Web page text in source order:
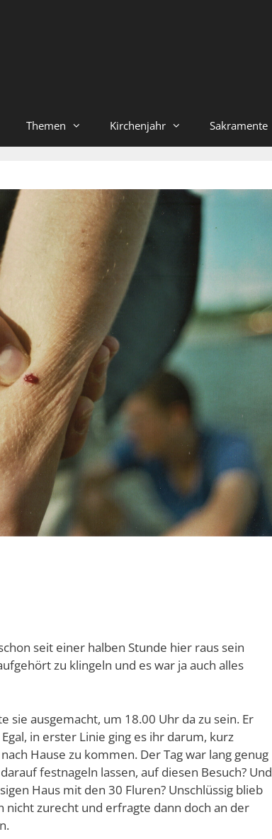
Themen Kirchenjahr Sakramente
seit einer halben Stunde hier raus sein
zu klingeln und es war ja auch alles
sie ausgemacht, um 18.00 Uhr da zu sein. Er
in erster Linie ging es ihr darum, kurz
Hause zu kommen. Der Tag war lang genug
festnageln lassen, auf diesen Besuch? Und
Haus mit den 30 Fluren? Unschlüssig blieb
zurecht und erfragte dann doch an der